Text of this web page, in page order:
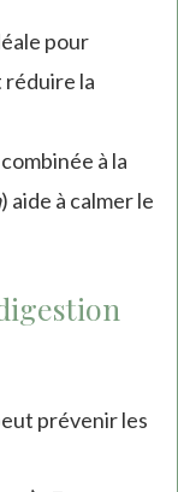
pour
réduire la
à la
) aide à calmer le
prévenir les